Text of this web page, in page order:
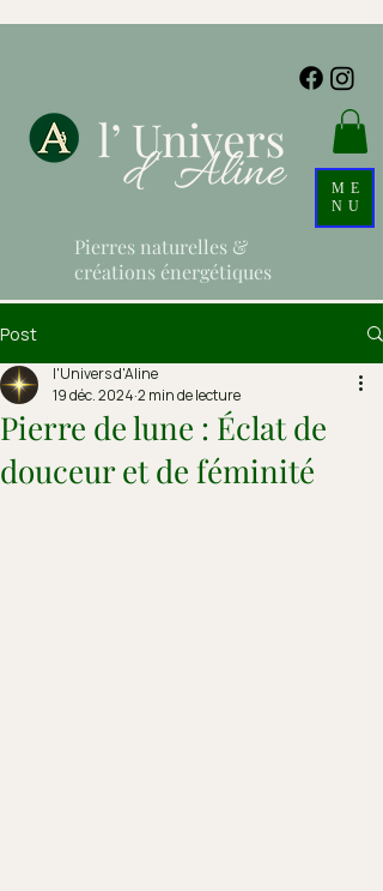
ME
NU
Pierres naturelles &
créations énergétiques
Post
Pierre de lune : Éclat de
douceur et de féminité
l'Univers d'Aline
19 déc. 2024 2 min de lecture